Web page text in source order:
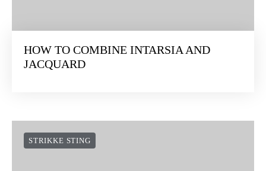
HOW TO COMBINE INTARSIA AND
JACQUARD
STRIKKE STING